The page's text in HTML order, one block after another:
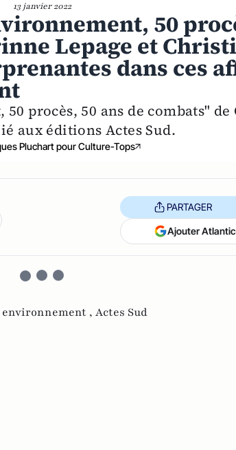
13 janvier 2022
50
Lepage et
dans ces
procès, 50 ans de combats"
aux éditions Actes Sud.
Pluchart pour Culture-Tops
PARTAGER
Ajouter
environnement , Actes Sud